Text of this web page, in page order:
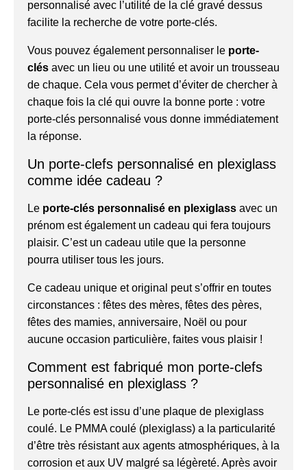
personnalisé avec l’utilité de la clé gravé dessus
facilite la recherche de votre porte-clés.
Vous pouvez également personnaliser le porte-
clés avec un lieu ou une utilité et avoir un trousseau
de chaque. Cela vous permet d’éviter de chercher à
chaque fois la clé qui ouvre la bonne porte : votre
porte-clés personnalisé vous donne immédiatement
la réponse.
Un porte-clefs personnalisé en plexiglass
comme idée cadeau ?
Le porte-clés personnalisé en plexiglass avec un
prénom est également un cadeau qui fera toujours
plaisir. C’est un cadeau utile que la personne
pourra utiliser tous les jours.
Ce cadeau unique et original peut s’offrir en toutes
circonstances : fêtes des mères, fêtes des pères,
fêtes des mamies, anniversaire, Noël ou pour
aucune occasion particulière, faites vous plaisir !
Comment est fabriqué mon porte-clefs
personnalisé en plexiglass ?
Le porte-clés est issu d’une plaque de plexiglass
coulé. Le PMMA coulé (plexiglass) a la particularité
d’être très résistant aux agents atmosphériques, à la
corrosion et aux UV malgré sa légèreté. Après avoir